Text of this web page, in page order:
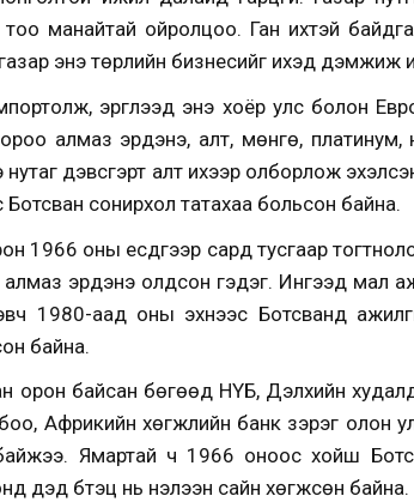
манайтай ойролцоо. Ган ихтэй
энэ төрлийн бизнесийг ихэд дэмжиж
эргүүлээд энэ хоёр улс болон
алмаз эрдэнэ, алт, мөнгө, платинум,
дэвсгэрт алт ихээр олборлож
сонирхол татахаа больсон байна.
1966 оны есдүгээр сард тусгаар
алмаз эрдэнэ олдсон гэдэг. Ингээд мал
1980-аад оны эхнээс Ботсванд
байна.
орон байсан бөгөөд НҮБ, Дэлхийн
Африкийн хөгжлийн банк зэрэг олон
Ямартай ч 1966 оноос хойш
дэд бүтэц нь нэлээн сайн хөгжсөн байна.